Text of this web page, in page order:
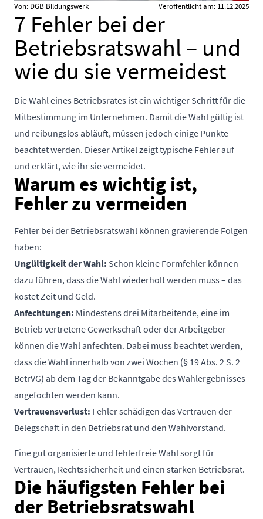
Von: DGB Bildungswerk Veröffentlicht am: 11.12.2025
7 Fehler bei der
Betriebsratswahl – und
wie du sie vermeidest
Die Wahl eines Betriebsrates ist ein wichtiger Schritt für die
Mitbestimmung im Unternehmen. Damit die Wahl gültig ist
und reibungslos abläuft, müssen jedoch einige Punkte
beachtet werden. Dieser Artikel zeigt typische Fehler auf
und erklärt, wie ihr sie vermeidet.
Warum es wichtig ist,
Fehler zu vermeiden
Fehler bei der Betriebsratswahl können gravierende Folgen
haben:
Ungültigkeit der Wahl: Schon kleine Formfehler können
dazu führen, dass die Wahl wiederholt werden muss – das
kostet Zeit und Geld.
Anfechtungen: Mindestens drei Mitarbeitende, eine im
Betrieb vertretene Gewerkschaft oder der Arbeitgeber
können die Wahl anfechten. Dabei muss beachtet werden,
dass die Wahl innerhalb von zwei Wochen (§ 19 Abs. 2 S. 2
BetrVG) ab dem Tag der Bekanntgabe des Wahlergebnisses
angefochten werden kann.
Vertrauensverlust: Fehler schädigen das Vertrauen der
Belegschaft in den Betriebsrat und den Wahlvorstand.
Eine gut organisierte und fehlerfreie Wahl sorgt für
Vertrauen, Rechtssicherheit und einen starken Betriebsrat.
Die häufigsten Fehler bei
der Betriebsratswahl